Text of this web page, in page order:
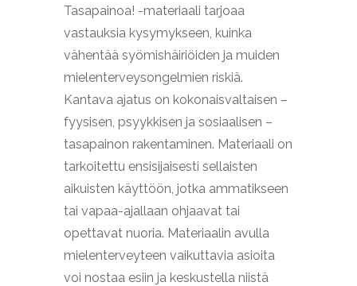
Tasapainoa! -materiaali tarjoaa
vastauksia kysymykseen, kuinka
vähentää syömishäiriöiden ja muiden
mielenterveysongelmien riskiä.
Kantava ajatus on kokonaisvaltaisen –
fyysisen, psyykkisen ja sosiaalisen –
tasapainon rakentaminen. Materiaali on
tarkoitettu ensisijaisesti sellaisten
aikuisten käyttöön, jotka ammatikseen
tai vapaa-ajallaan ohjaavat tai
opettavat nuoria. Materiaalin avulla
mielenterveyteen vaikuttavia asioita
voi nostaa esiin ja keskustella niistä